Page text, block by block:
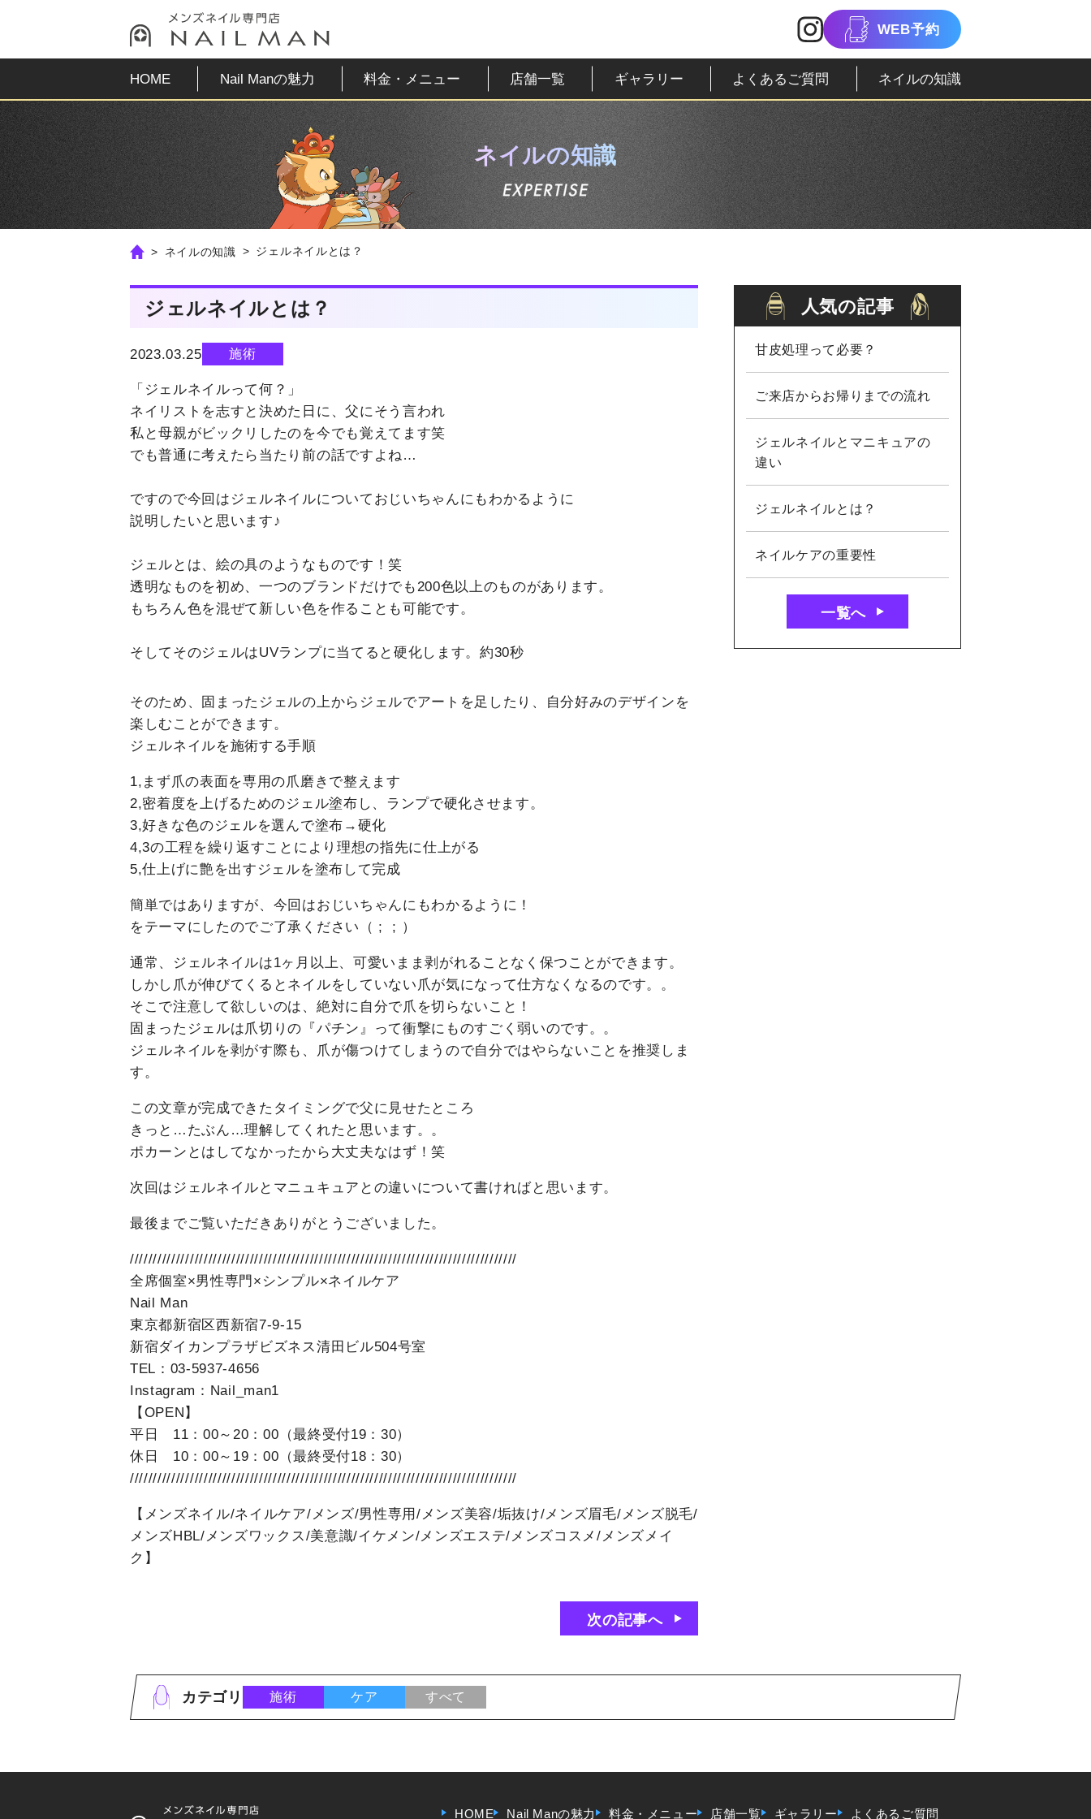
WEB予約
HOME Nail Manの魅力 料金・メニュー 店舗一覧 ギャラリー よくあるご質問 ネイルの知識
ネイルの知識
ネイルの知識 ジェルネイルとは？
ジェルネイルとは？
2023.03.25 施術
「ジェルネイルって何？」
ネイリストを志すと決めた日に、父にそう言われ
私と母親がビックリしたのを今でも覚えてます笑
でも普通に考えたら当たり前の話ですよね…
ですので今回はジェルネイルについておじいちゃんにもわかるように
説明したいと思います♪
ジェルとは、絵の具のようなものです！笑
透明なものを初め、一つのブランドだけでも200色以上のものがあります。
もちろん色を混ぜて新しい色を作ることも可能です。
そしてそのジェルはUVランプに当てると硬化します。約30秒
そのため、固まったジェルの上からジェルでアートを足したり、自分好みのデザインを
楽しむことができます。
ジェルネイルを施術する手順
1,まず爪の表面を専用の爪磨きで整えます
2,密着度を上げるためのジェル塗布し、ランプで硬化させます。
3,好きな色のジェルを選んで塗布→硬化
4,3の工程を繰り返すことにより理想の指先に仕上がる
5,仕上げに艶を出すジェルを塗布して完成
簡単ではありますが、今回はおじいちゃんにもわかるように！
をテーマにしたのでご了承ください（ ; ; ）
通常、ジェルネイルは1ヶ月以上、可愛いまま剥がれることなく保つことができます。
しかし爪が伸びてくるとネイルをしていない爪が気になって仕方なくなるのです。。
そこで注意して欲しいのは、絶対に自分で爪を切らないこと！
固まったジェルは爪切りの『パチン』って衝撃にものすごく弱いのです。。
ジェルネイルを剥がす際も、爪が傷つけてしまうので自分ではやらないことを推奨しま
す。
この文章が完成できたタイミングで父に見せたところ
きっと…たぶん…理解してくれたと思います。。
ポカーンとはしてなかったから大丈夫なはず！笑
次回はジェルネイルとマニュキュアとの違いについて書ければと思います。
最後までご覧いただきありがとうございました。
////////////////////////////////////////////////////////////////////////////////////
全席個室×男性専門×シンプル×ネイルケア
Nail Man
東京都新宿区西新宿7-9-15
新宿ダイカンプラザビズネス清田ビル504号室
TEL：03-5937-4656
Instagram：Nail_man1
【OPEN】
平日 11：00～20：00（最終受付19：30）
休日 10：00～19：00（最終受付18：30）
////////////////////////////////////////////////////////////////////////////////////
【メンズネイル/ネイルケア/メンズ/男性専用/メンズ美容/垢抜け/メンズ眉毛/メンズ脱毛/
メンズHBL/メンズワックス/美意識/イケメン/メンズエステ/メンズコスメ/メンズメイ
ク】
次の記事へ
人気の記事
甘皮処理って必要？
ご来店からお帰りまでの流れ
ジェルネイルとマニキュアの
違い
ジェルネイルとは？
ネイルケアの重要性
一覧へ
カテゴリ 施術 ケア すべて
HOME Nail Manの魅力 料金・メニュー 店舗一覧 ギャラリー よくあるご質問